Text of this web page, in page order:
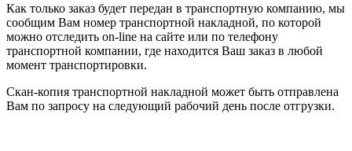
Как только заказ будет передан в транспортную компанию, мы
сообщим Вам номер транспортной накладной, по которой
можно отследить on-line на сайте или по телефону
транспортной компании, где находится Ваш заказ в любой
момент транспортировки.
Скан-копия транспортной накладной может быть отправлена
Вам по запросу на следующий рабочий день после отгрузки.